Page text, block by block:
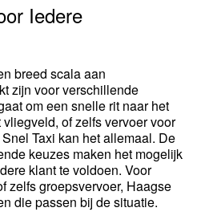
Iedere
breed scala aan
zijn voor verschillende
om een snelle rit naar het
of zelfs vervoer voor
Taxi kan het allemaal. De
keuzes maken het mogelijk
klant te voldoen. Voor
zelfs groepsvervoer, Haagse
die passen bij de situatie.